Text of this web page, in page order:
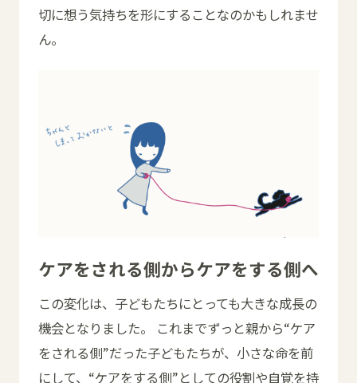
切に想う気持ちを形にすることなのかもしれませ
ん。
ケアをされる側からケアをする側へ
この変化は、子どもたちにとっても大きな成長の
機会となりました。 これまでずっと親から“ケア
をされる側”だった子どもたちが、小さな命を前
にして、“ケアをする側”としての役割や自覚を持